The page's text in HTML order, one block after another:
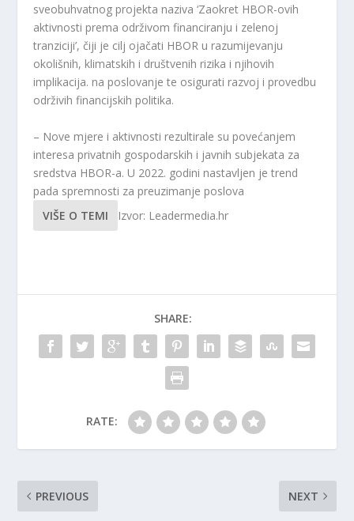
sveobuhvatnog projekta naziva ‘Zaokret HBOR-ovih
aktivnosti prema održivom financiranju i zelenoj
tranziciji’, čiji je cilj ojačati HBOR u razumijevanju
okolišnih, klimatskih i društvenih rizika i njihovih
implikacija. na poslovanje te osigurati razvoj i provedbu
održivih financijskih politika.
– Nove mjere i aktivnosti rezultirale su povećanjem
interesa privatnih gospodarskih i javnih subjekata za
sredstva HBOR-a. U 2022. godini nastavljen je trend
pada spremnosti za preuzimanje poslova
VIŠE O TEMI
Izvor: Leadermedia.hr
SHARE:
RATE:
PREVIOUS NEXT